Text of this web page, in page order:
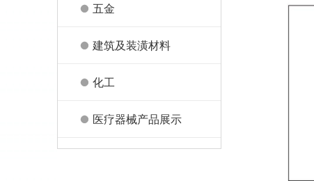
五金
建筑及装潢材料
化工
医疗器械产品展示